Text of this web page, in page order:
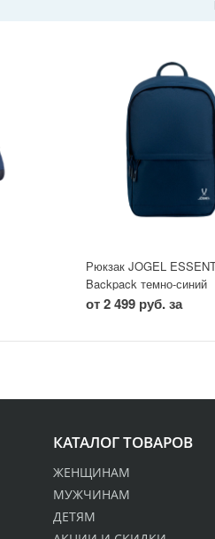
Рюкзак JOGEL
Backpack темно-синий
от 2 499 руб. за
КАТАЛОГ ТОВАРОВ
ЖЕНЩИНАМ
МУЖЧИНАМ
ДЕТЯМ